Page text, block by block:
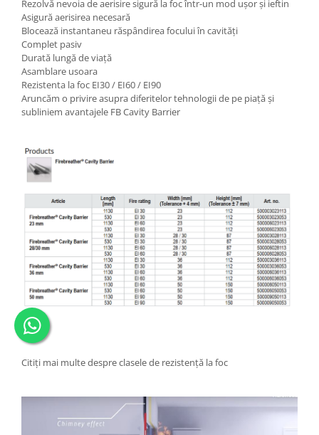
Rezolvă nevoia de aerisire sigură la foc într-un mod ușor și ieftin
Asigură aerisirea necesară
Blocează instantaneu răspândirea focului în cavități
Complet pasiv
Durată lungă de viață
Asamblare usoara
Rezistenta la foc EI30 / EI60 / EI90
Aruncăm o privire asupra diferitelor tehnologii de pe piață și
subliniem avantajele FB Cavity Barrier
Citiți mai multe despre clasele de rezistență la foc